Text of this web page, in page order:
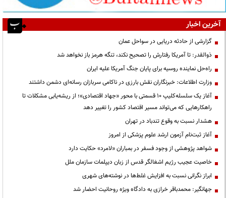
آخرین اخبار
گزارشی از حادثه دریایی در سواحل عمان
ذوالقدر: تا آمریکا رفتارش را تصحیح نکند، تنگه هرمز باز نخواهد شد
راه‌حل نماینده روسیه برای پایان جنگ آمریکا علیه ایران
وزارت اطلاعات: خبرنگاران نقش بارزی در ناکامی سربازان رسانه‌ای دشمن داشتند
آغاز یک سلسله‌کلیپ ۱۰ قسمتی با محور «جهاد اقتصادی»؛ از ریشه‌یابی مشکلات تا
راهکارهایی که می‌تواند مسیر اقتصاد کشور را تغییر دهد
هشدار نسبت به وقوع تندباد در تهران
آغاز ثبت‌نام آزمون ارشد علوم پزشکی از امروز
شواهد پژوهشی از وجود فسفر در بمباران «لامرد» حکایت دارد
خاصیت عجیب رژیم اشغالگر قدس از زبان دیپلمات سازمان ملل
ابراز نگرانی نسبت به افزایش غلط‌ها در نوشته‌های شهری
جهانگیر: محمدباقر خرازی به دادگاه ویژه روحانیت احضار شد